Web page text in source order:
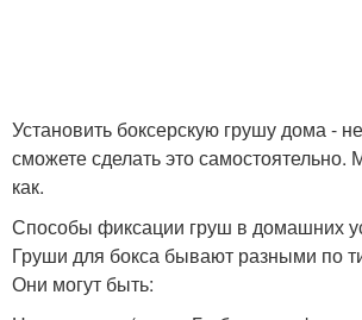
Установить боксерскую грушу дома -
сможете сделать это
как.
Способы фиксации груш в домашних
Груши для бокса бывают разными по
Они могут быть: